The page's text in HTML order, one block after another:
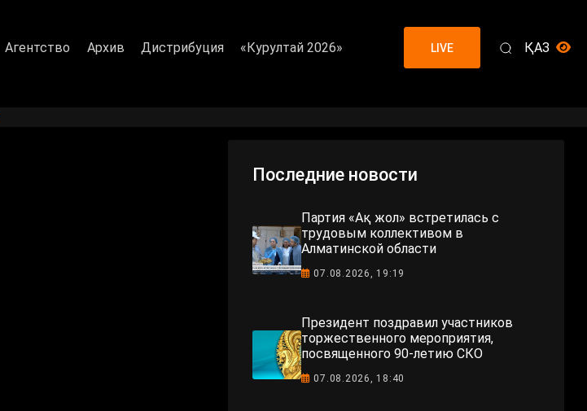
Агентство Архив Дистрибуция «Курултай 2026» LIVE ҚАЗ
Последние новости
Партия «Ақ жол» встретилась с
трудовым коллективом в
Алматинской области
07.08.2026, 19:19
Президент поздравил участников
торжественного мероприятия,
посвященного 90-летию СКО
07.08.2026, 18:40